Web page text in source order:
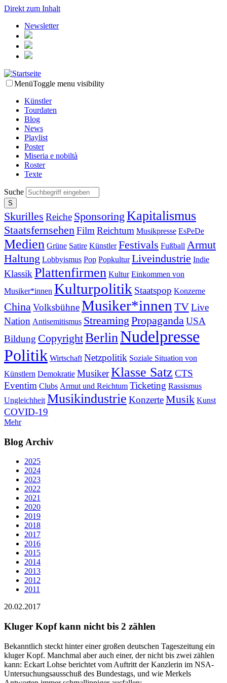
Direkt zum Inhalt
Newsletter
MenüToggle menu visibility
Künstler
Tourdaten
Blog
News
Playlist
Poster
Miseria e nobiltà
Roster
Texte
Suche
Skurilles Reiche Sponsoring Kapitalismus
StaatsfernsehenFilm Reichtum Musikpresse EsPeDe
Medien Grüne Satire Künstler Festivals Fußball Armut
Haltung Lobbyismus Pop Popkultur Liveindustrie Indie
Klassik Plattenfirmen Kultur Einkommen von
Musiker*innen Kulturpolitik Staatspop Konzerne
ChinaVolksbühneMusiker*innen TVLive
Nation Antisemitismus Streaming PropagandaUSA
Bildung CopyrightBerlinNudelpresse
Politik Wirtschaft Netzpolitik Soziale Situation von
Künstlern Demokratie MusikerKlasse Satz CTS
Eventim Clubs Armut und Reichtum Ticketing Rassismus
Ungleichheit Musikindustrie KonzerteMusik Kunst
COVID-19
Mehr
Blog Archiv
2025
2024
2023
2022
2021
2020
2019
2018
2017
2016
2015
2014
2013
2012
2011
20.02.2017
Kluger Kopf kann nicht bis 2 zählen
Bekanntlich steckt hinter einer großen deutschen Tageszeitung ein
kluger Kopf. Manchmal aber auch einer, der nicht bis zwei zählen
kann: Eckart Lohse berichtet vom Auftritt der Kanzlerin im NSA-
Untersuchungsausschuß des Bundestags, und wie Merkels